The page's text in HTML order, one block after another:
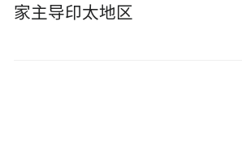
家主导印太地区